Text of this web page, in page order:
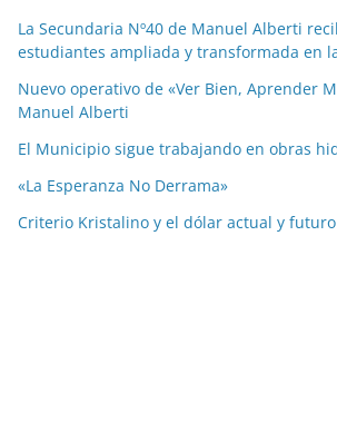
La Secundaria Nº40 de Manuel Alberti
estudiantes ampliada y transformada en
Nuevo operativo de «Ver Bien, Aprender
Manuel Alberti
El Municipio sigue trabajando en obras
«La Esperanza No Derrama»
Criterio Kristalino y el dólar actual y futuro